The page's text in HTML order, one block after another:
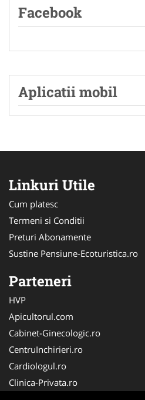
Facebook
Aplicatii mobil
Linkuri Utile
Cum platesc
Termeni si Conditii
Preturi Abonamente
Sustine Pensiune-Ecoturistica.ro
Parteneri
HVP
Apicultorul.com
Cabinet-Ginecologic.ro
CentruInchirieri.ro
Cardiologul.ro
Clinica-Privata.ro